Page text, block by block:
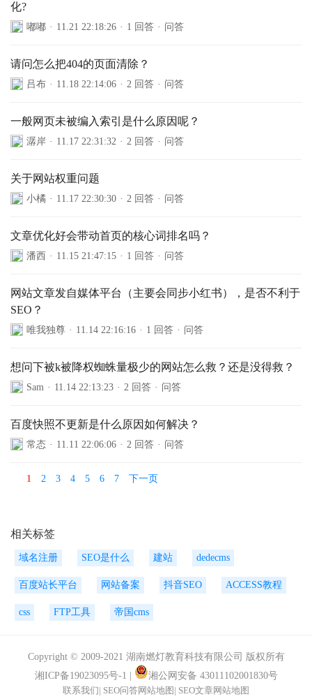
化?
嘟嘟 · 11.21 22:18:26 · 1 回答 · 问答
请问怎么把404的页面清除？
吕布 · 11.18 22:14:06 · 2 回答 · 问答
一般网页未被编入索引是什么原因呢？
潺岸 · 11.17 22:31:32 · 2 回答 · 问答
关于网站权重问题
小橘 · 11.17 22:30:30 · 2 回答 · 问答
文章优化好会带动首页的核心词排名吗？
潘西 · 11.15 21:47:15 · 1 回答 · 问答
网站文章发自媒体平台（主要会同步小红书），是否不利于
SEO？
唯我独尊 · 11.14 22:16:16 · 1 回答 · 问答
想问下被k被降权蜘蛛量极少的网站怎么救？还是没得救？
Sam · 11.14 22:13:23 · 2 回答 · 问答
百度快照不更新是什么原因如何解决？
常态 · 11.11 22:06:06 · 2 回答 · 问答
1 2 3 4 5 6 7 下一页
相关标签
域名注册 SEO是什么 建站 dedecms
百度站长平台 网站备案 抖音SEO ACCESS教程
css FTP工具 帝国cms
Copyright © 2009-2021 湖南燃灯教育科技有限公司 版权所有
湘ICP备19023095号-1
湘公网安备 43011102001830号
联系我们| SEO问答网站地图 | SEO文章网站地图